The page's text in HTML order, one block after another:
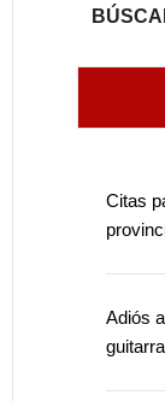
Citas
Adiós